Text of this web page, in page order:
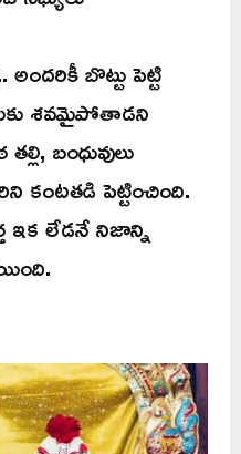
బొట్టు పెట్టి
శవమైపోతాడని
బంధువులు
కంటతడి పెట్టించింది.
ఇక లేడనే నిజాన్ని